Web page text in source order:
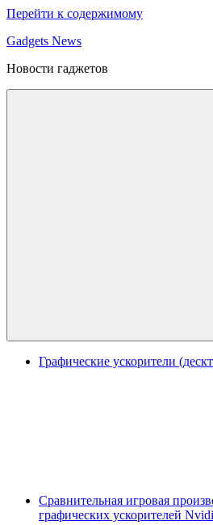
Перейти к содержимому
Gadgets News
Новости гаджетов
Графические ускорители
Сравнительная игровая
графических ускорителей